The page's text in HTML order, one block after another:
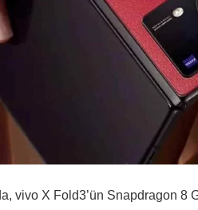
vivo X Fold3’ün Snapdragon